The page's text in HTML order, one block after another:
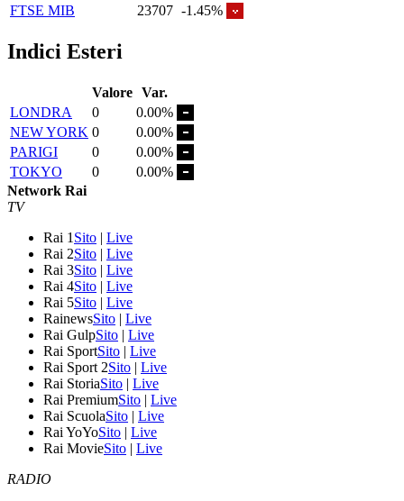
FTSE MIB
23707 -1.45%
Indici Esteri
Valore Var.
LONDRA
0
0.00%
NEW YORK 0
0.00%
PARIGI
0
0.00%
TOKYO
0
0.00%
Network Rai
TV
Rai 1 Sito | Live
Rai 2Sito | Live
Rai 3Sito | Live
Rai 4Sito | Live
Rai 5Sito | Live
RainewsSito | Live
Rai GulpSito | Live
Rai SportSito | Live
Rai Sport 2Sito | Live
Rai StoriaSito | Live
Rai PremiumSito | Live
Rai ScuolaSito | Live
Rai YoYoSito | Live
Rai MovieSito | Live
RADIO